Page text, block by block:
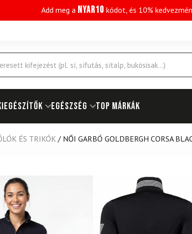
Add meg a NYAR10 kódot, és 10%
EGÉSZSÉG Top márkák
ÉS TRIKÓK / NŐI GARBÓ GOLDBERGH CORSA